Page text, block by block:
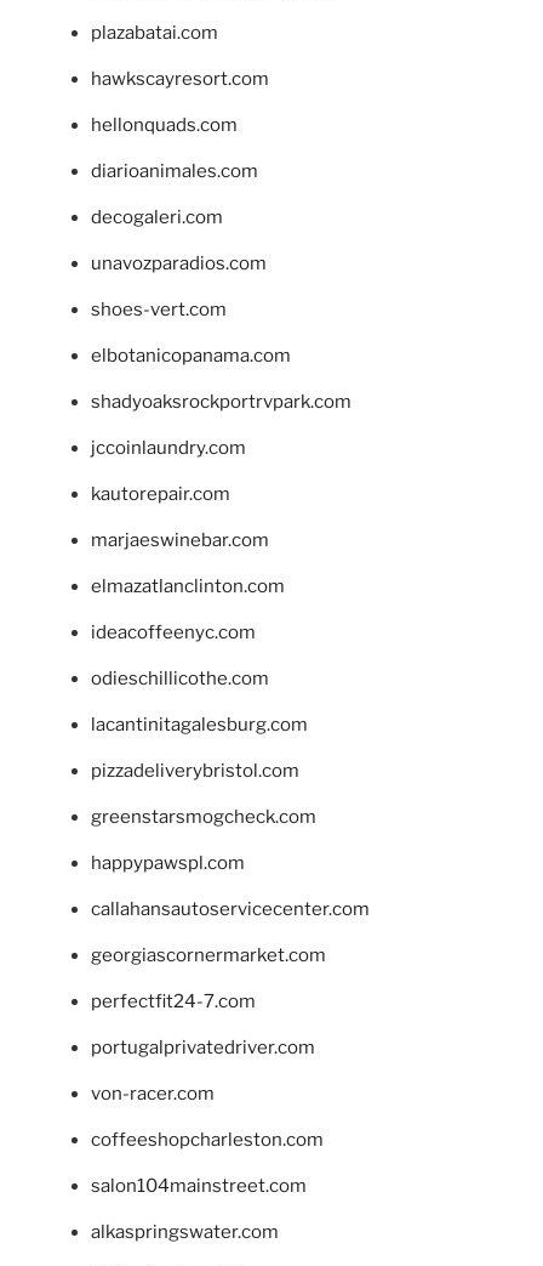
plazabatai.com
hawkscayresort.com
hellonquads.com
diarioanimales.com
decogaleri.com
unavozparadios.com
shoes-vert.com
elbotanicopanama.com
shadyoaksrockportrvpark.com
jccoinlaundry.com
kautorepair.com
marjaeswinebar.com
elmazatlanclinton.com
ideacoffeenyc.com
odieschillicothe.com
lacantinitagalesburg.com
pizzadeliverybristol.com
greenstarsmogcheck.com
happypawspl.com
callahansautoservicecenter.com
georgiascornermarket.com
perfectfit24-7.com
portugalprivatedriver.com
von-racer.com
coffeeshopcharleston.com
salon104mainstreet.com
alkaspringswater.com